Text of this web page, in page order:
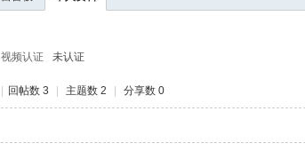
视频认证 未认证
回帖数 3 主题数 2 分享数 0